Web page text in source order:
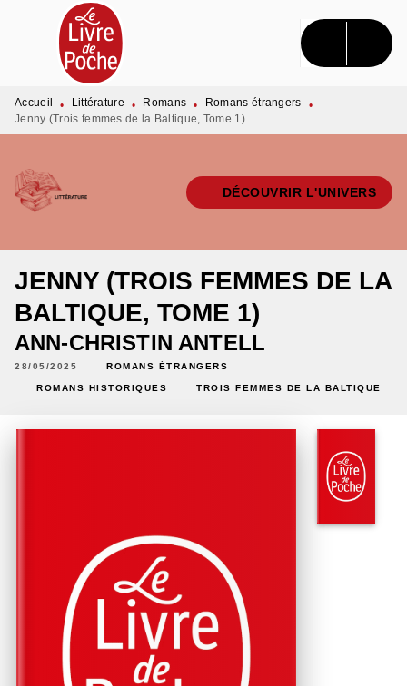
MENU RECHERCHE CONTENU
PIED DE PAGE
Accueil • Littérature • Romans • Romans étrangers
•
Jenny (Trois femmes de la Baltique, Tome 1)
DÉCOUVRIR L'UNIVERS
JENNY (TROIS FEMMES DE LA
BALTIQUE, TOME 1)
ANN-CHRISTIN ANTELL
28/05/2025 ROMANS ÉTRANGERS
ROMANS HISTORIQUES TROIS FEMMES DE LA BALTIQUE